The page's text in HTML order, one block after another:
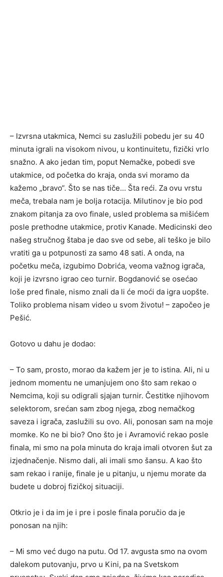
– Izvrsna utakmica, Nemci su zaslužili pobedu jer su 40
minuta igrali na visokom nivou, u kontinuitetu, fizički vrlo
snažno. A ako jedan tim, poput Nemačke, pobedi sve
utakmice, od početka do kraja, onda svi moramo da
kažemo „bravo“. Što se nas tiče… Šta reći. Za ovu vrstu
meča, trebala nam je bolja rotacija. Milutinov je bio pod
znakom pitanja za ovo finale, usled problema sa mišićem
posle prethodne utakmice, protiv Kanade. Medicinski deo
našeg stručnog štaba je dao sve od sebe, ali teško je bilo
vratiti ga u potpunosti za samo 48 sati. A onda, na
početku meča, izgubimo Dobrića, veoma važnog igrača,
koji je izvrsno igrao ceo turnir. Bogdanović se osećao
loše pred finale, nismo znali da li će moći da igra uopšte.
Toliko problema nisam video u svom životu! – započeo je
Pešić.
Gotovo u dahu je dodao:
– To sam, prosto, morao da kažem jer je to istina. Ali, ni u
jednom momentu ne umanjujem ono što sam rekao o
Nemcima, koji su odigrali sjajan turnir. Čestitke njihovom
selektorom, srećan sam zbog njega, zbog nemačkog
saveza i igrača, zaslužili su ovo. Ali, ponosan sam na moje
momke. Ko ne bi bio? Ono što je i Avramović rekao posle
finala, mi smo na pola minuta do kraja imali otvoren šut za
izjednačenje. Nismo dali, ali imali smo šansu. A kao što
sam rekao i ranije, finale je u pitanju, u njemu morate da
budete u dobroj fizičkoj situaciji.
Otkrio je i da im je i pre i posle finala poručio da je
ponosan na njih:
– Mi smo već dugo na putu. Od 17. avgusta smo na ovom
dalekom putovanju, prvo u Kini, pa na Svetskom